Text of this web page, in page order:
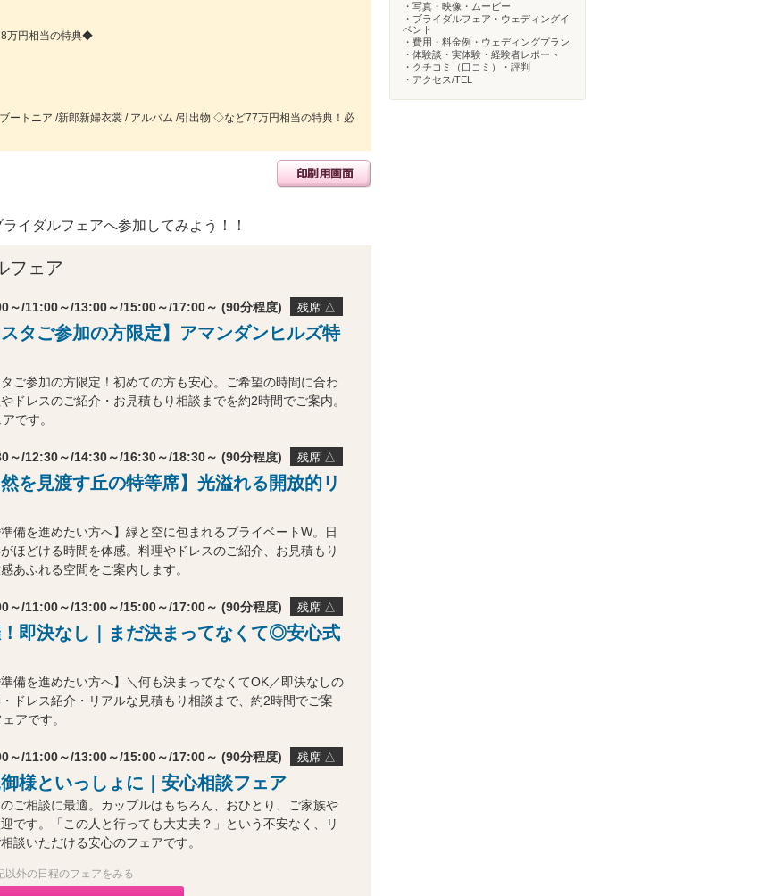
万円相当の特典◆
ートニア /新郎新婦衣裳 / アルバム /引出物 ◇など77万円相当の特典！必
イダルフェアへ参加してみよう！！
フェア
～/11:00～/13:00～/15:00～/17:00～ (90分程度) 残席 △
スタご参加の方限定】アマンダンヒルズ特
ご参加の方限定！初めての方も安心。ご希望の時間に合わ
ドレスのご紹介・お見積もり相談までを約2時間でご案内。
です。
～/12:30～/14:30～/16:30～/18:30～ (90分程度) 残席 △
を見渡す丘の特等席】光溢れる開放的リ
準備を進めたい方へ】緑と空に包まれるプライベートW。日
ほどける時間を体感。料理やドレスのご紹介、お見積もり
あふれる空間をご案内します。
～/11:00～/13:00～/15:00～/17:00～ (90分程度) 残席 △
即決なし｜まだ決まってなくて◎安心式
準備を進めたい方へ】＼何も決まってなくてOK／即決なしの
ドレス紹介・リアルな見積もり相談まで、約2時間でご案
アです。
～/11:00～/13:00～/15:00～/17:00～ (90分程度) 残席 △
様といっしょに｜安心相談フェア
ご相談に最適。カップルはもちろん、おひとり、ご家族や
です。「この人と行っても大丈夫？」という不安なく、リ
談いただける安心のフェアです。
以外の日程のフェアをみる
・写真・映像・ムービー
・ブライダルフェア・ウェディングイ
ベント
・費用・料金例・ウェディングプラン
・体験談・実体験・経験者レポート
・クチコミ（口コミ）・評判
・アクセス/TEL